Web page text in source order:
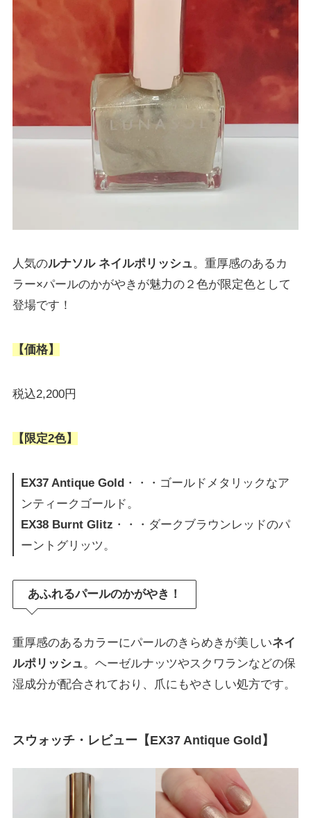
人気のルナソル ネイルポリッシュ 。重厚感のあるカ
ラー×パールのかがやきが魅力の２色が限定色として
登場です！
【価格】
税込2,200円
【限定2色】
EX37 Antique Gold・・・ゴールドメタリックなア
ンティークゴールド。
EX38 Burnt Glitz ・・・ダークブラウンレッドのパ
ーントグリッツ。
あふれるパールのかがやき！
重厚感のあるカラーにパールのきらめきが美しいネイ
ルポリッシュ。ヘーゼルナッツやスクワランなどの保
湿成分が配合されており、爪にもやさしい処方です。
スウォッチ・レビュー【EX37 Antique Gold 】